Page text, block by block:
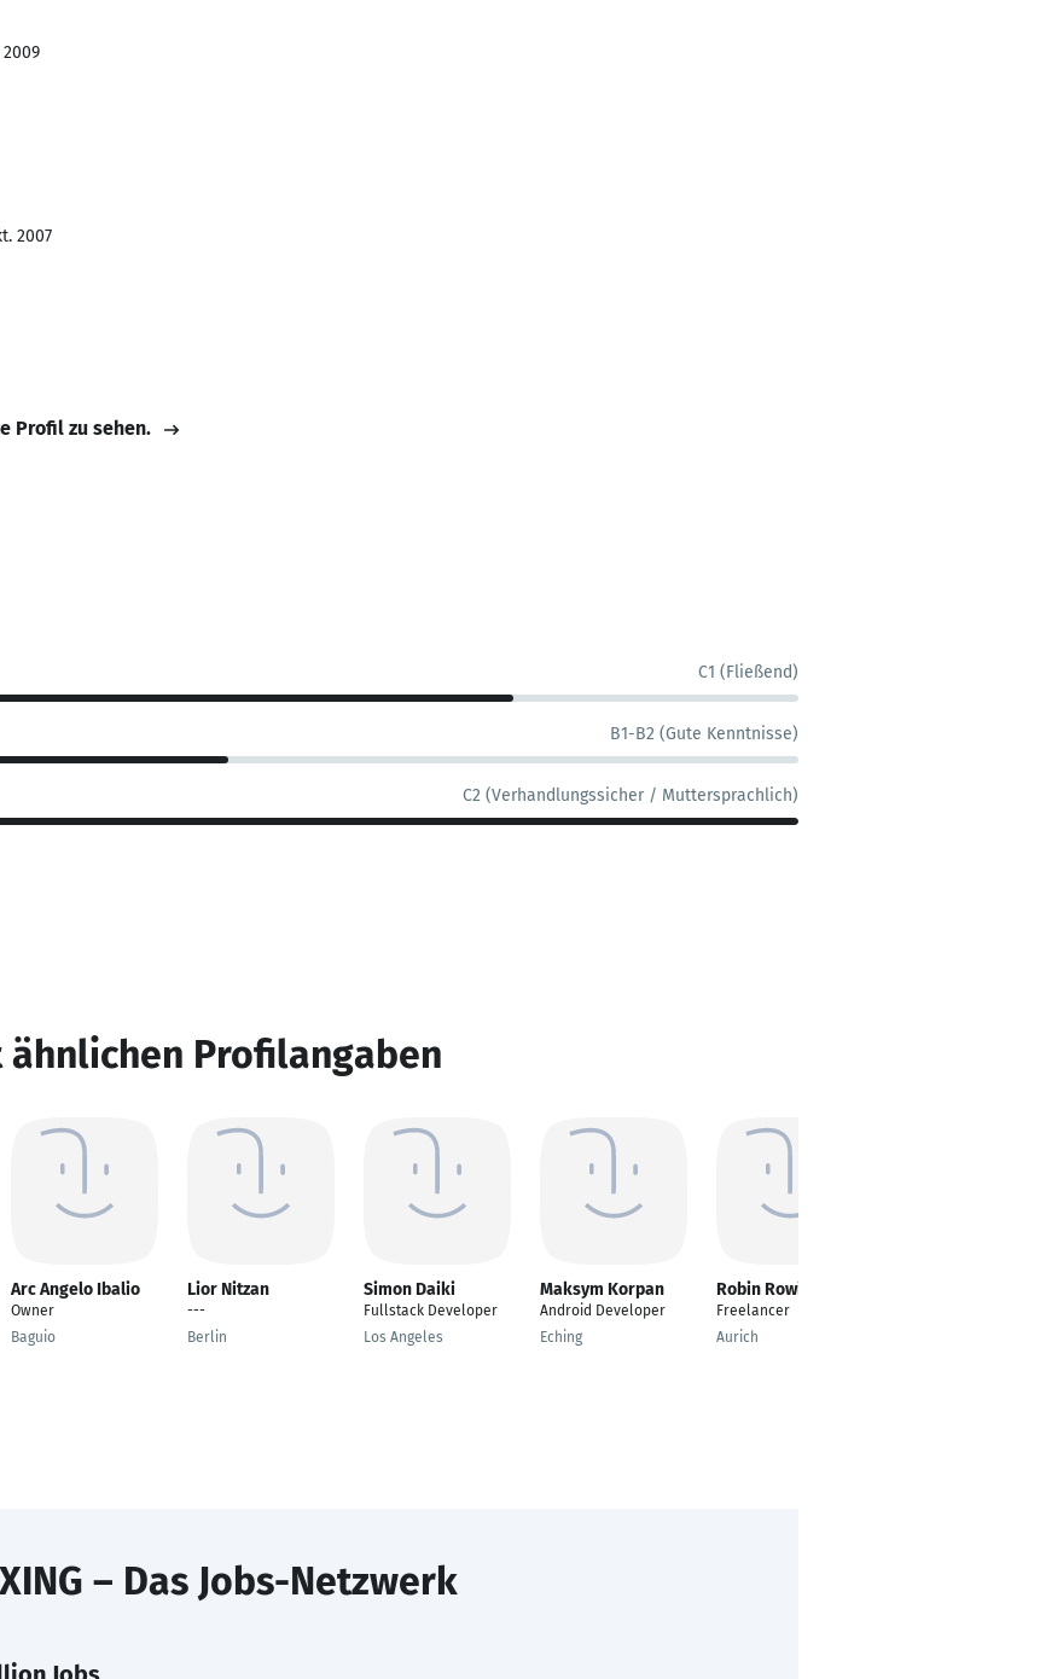
2007
Profil zu sehen.
C1 (Fließend)
B1-B2 (Gute Kenntnisse)
C2 (Verhandlungssicher / Muttersprachlich)
Profilangaben
Arc Angelo Ibalio
Owner
Baguio
Lior Nitzan
---
Berlin
Simon Daiki
Fullstack Developer
Los Angeles
Maksym Korpan
Android Developer
Eching
Robin Rowinski
Freelancer
Aurich
XING – Das Jobs-Netzwerk